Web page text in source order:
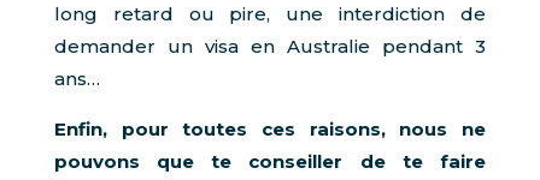
long retard ou pire, une interdiction de
demander un visa en Australie pendant 3
ans…
Enfin, pour toutes ces raisons, nous ne
pouvons que te conseiller de te faire